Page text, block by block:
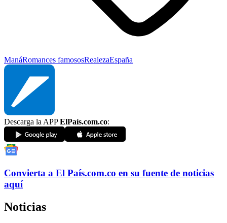
ManáRomances famososRealezaEspaña
Descarga la APPElPaís.com.co:
Convierta a El País.com.co en su fuente de noticias
aquí
Noticias